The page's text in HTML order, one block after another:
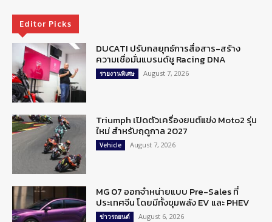
Editor Picks
DUCATI ปรับกลยุทธ์การสื่อสาร-สร้าง
ความเชื่อมั่นแบรนด์ชู Racing DNA
รายงานพิเศษ August 7, 2026
Triumph เปิดตัวเครื่องยนต์แข่ง Moto2 รุ่น
ใหม่ สำหรับฤดูกาล 2027
Vehicle August 7, 2026
MG 07 ออกจำหน่ายแบบ Pre-Sales ที่
ประเทศจีน โดยมีทั้งขุมพลัง EV และ PHEV
ข่าวรถยนต์ August 6, 2026